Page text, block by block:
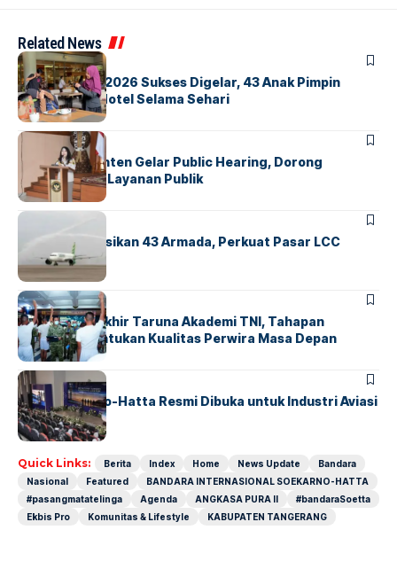
Related News
BERITAINDEX
GM For A Day 2026 Sukses Digelar, 43 Anak Pimpin
Operasional Hotel Selama Sehari
BANDARA BERITA
Karantina Banten Gelar Public Hearing, Dorong
Transparansi Layanan Publik
BANDARA
Citilink Operasikan 43 Armada, Perkuat Pasar LCC
Nasional
BERITA
Sidang Pantukhir Taruna Akademi TNI, Tahapan
Strategis Tentukan Kualitas Perwira Masa Depan
BANDARA BERITA
IALC Soekarno-Hatta Resmi Dibuka untuk Industri Aviasi
Dunia
Quick Links: Berita Index Home News Update
Bandara
Nasional
Featured
BANDARA INTERNASIONAL SOEKARNO-HATTA
#pasangmatatelinga
Agenda ANGKASA PURA II
#bandaraSoetta
Ekbis Pro
Komunitas & Lifestyle KABUPATEN TANGERANG